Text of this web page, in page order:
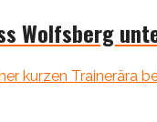
Wolfsberg
kurzen Trainerära